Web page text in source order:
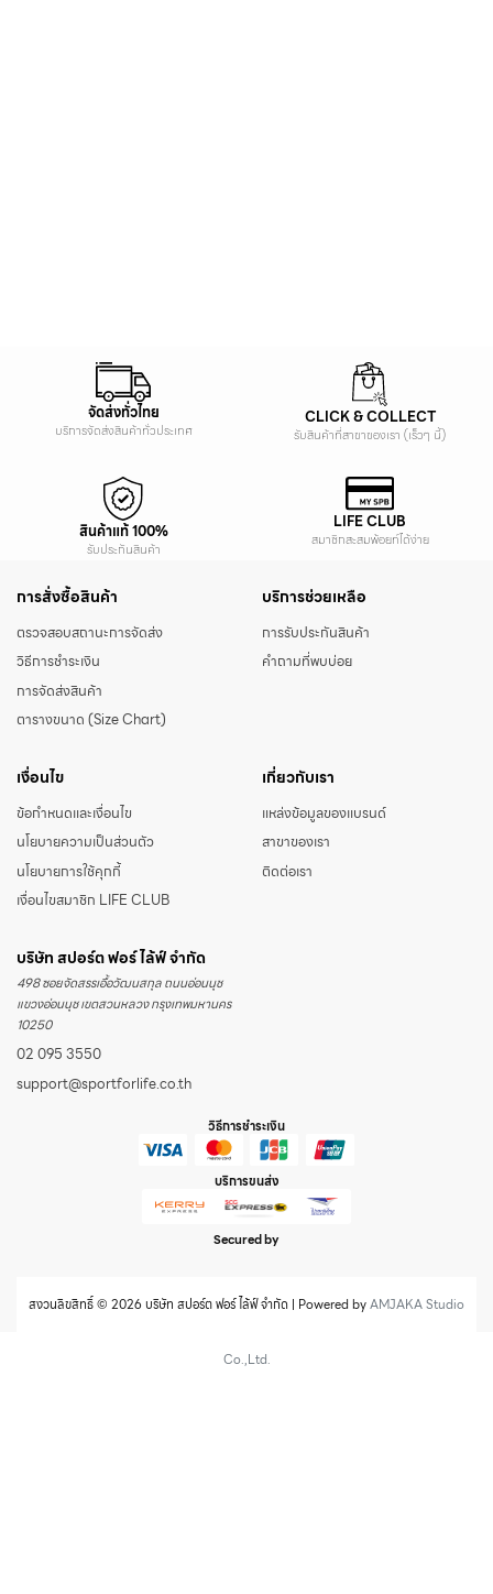
จัดส่งทั่วไทย
บริการจัดส่งสินค้าทั่วประเทศ
CLICK & COLLECT
รับสินค้าที่สาขาของเรา (เร็วๆ นี้)
สินค้าแท้ 100%
รับประกันสินค้า
LIFE CLUB
สมาชิกสะสมพ้อยท์ได้ง่าย
การสั่งซื้อสินค้า
ตรวจสอบสถานะการจัดส่ง
วิธีการชำระเงิน
การจัดส่งสินค้า
ตารางขนาด (Size Chart)
บริการช่วยเหลือ
การรับประกันสินค้า
คำถามที่พบบ่อย
เงื่อนไข
ข้อกำหนดและเงื่อนไข
นโยบายความเป็นส่วนตัว
นโยบายการใช้คุกกี้
เงื่อนไขสมาชิก LIFE CLUB
เกี่ยวกับเรา
แหล่งข้อมูลของแบรนด์
สาขาของเรา
ติดต่อเรา
บริษัท สปอร์ต ฟอร์ ไล้ฟ์ จำกัด
498 ซอยจัดสรรเอื้อวัฒนสกุล ถนนอ่อนนุช
แขวงอ่อนนุช เขตสวนหลวง กรุงเทพมหานคร
10250
02 095 3550
support@sportforlife.co.th
วิธีการชำระเงิน
บริการขนส่ง
Secured by
สงวนลิขสิทธิ์ © 2026 บริษัท สปอร์ต ฟอร์ ไล้ฟ์ จำกัด | Powered byAMJAKA Studio
Co.,Ltd.